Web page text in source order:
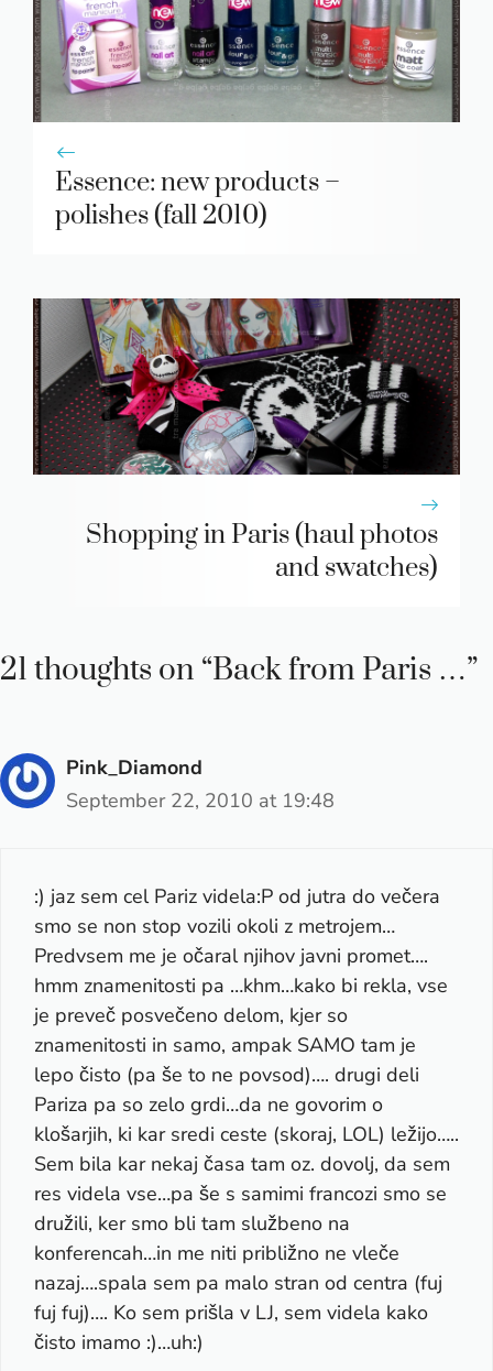
Essence: new products –
polishes (fall 2010)
Shopping in Paris (haul photos
and swatches)
21 thoughts on “Back from Paris …”
Pink_Diamond
September 22, 2010 at 19:48
:) jaz sem cel Pariz videla:P od jutra do večera
smo se non stop vozili okoli z metrojem…
Predvsem me je očaral njihov javni promet….
hmm znamenitosti pa …khm…kako bi rekla, vse
je preveč posvečeno delom, kjer so
znamenitosti in samo, ampak SAMO tam je
lepo čisto (pa še to ne povsod)…. drugi deli
Pariza pa so zelo grdi…da ne govorim o
klošarjih, ki kar sredi ceste (skoraj, LOL) ležijo…..
Sem bila kar nekaj časa tam oz. dovolj, da sem
res videla vse…pa še s samimi francozi smo se
družili, ker smo bli tam službeno na
konferencah…in me niti približno ne vleče
nazaj….spala sem pa malo stran od centra (fuj
fuj fuj)…. Ko sem prišla v LJ, sem videla kako
čisto imamo :)…uh:)